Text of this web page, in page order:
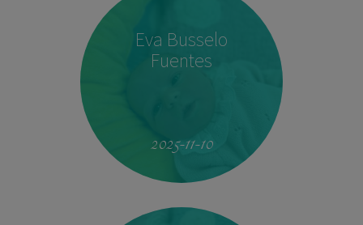
Eva Busselo
Fuentes
2025-11-10